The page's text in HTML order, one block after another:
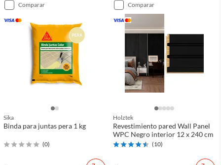
comparar
Sika
Binda para juntas pera 1 kg
(0)
comparar
Holztek
Revestimiento pared Wall Panel
WPC Negro interior 12 x 240 cm
(10)